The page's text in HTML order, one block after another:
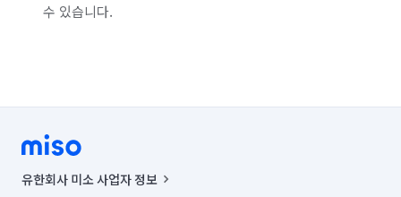
수 있습니다.
유한회사 미소 사업자 정보